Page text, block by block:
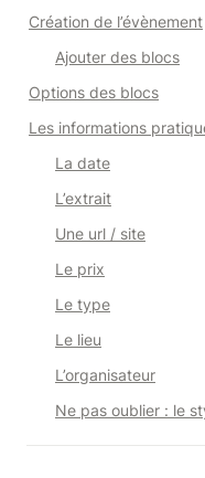
Création de l’évènement
Ajouter des blocs
Options des blocs
Les informations
La date
L’extrait
Une url / site
Le prix
Le type
Le lieu
L’organisateur
Ne pas oublier : le